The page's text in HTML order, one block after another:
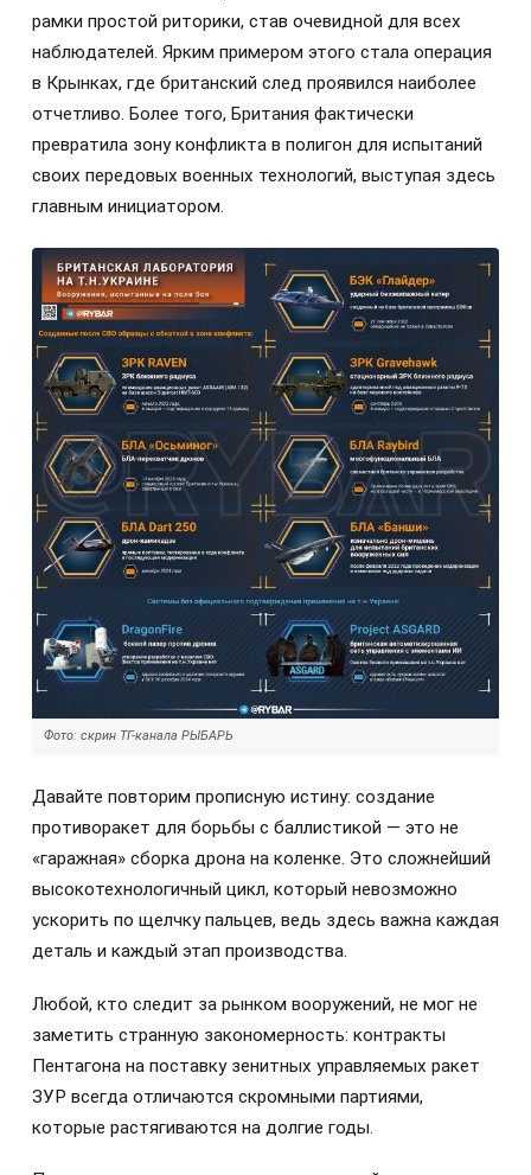
рамки простой риторики, став очевидной для всех
наблюдателей. Ярким примером этого стала операция
в Крынках, где британский след проявился наиболее
отчетливо. Более того, Британия фактически
превратила зону конфликта в полигон для испытаний
своих передовых военных технологий, выступая здесь
главным инициатором.
Фото: скрин ТГ-канала РЫБАРЬ
Давайте повторим прописную истину: создание
противоракет для борьбы с баллистикой — это не
«гаражная» сборка дрона на коленке. Это сложнейший
высокотехнологичный цикл, который невозможно
ускорить по щелчку пальцев, ведь здесь важна каждая
деталь и каждый этап производства.
Любой, кто следит за рынком вооружений, не мог не
заметить странную закономерность: контракты
Пентагона на поставку зенитных управляемых ракет
ЗУР всегда отличаются скромными партиями,
которые растягиваются на долгие годы.